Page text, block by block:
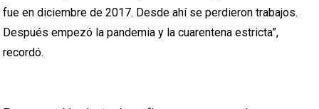
fue en diciembre de 2017. Desde ahí se perdieron trabajos.
Después empezó la pandemia y la cuarentena estricta”,
recordó.